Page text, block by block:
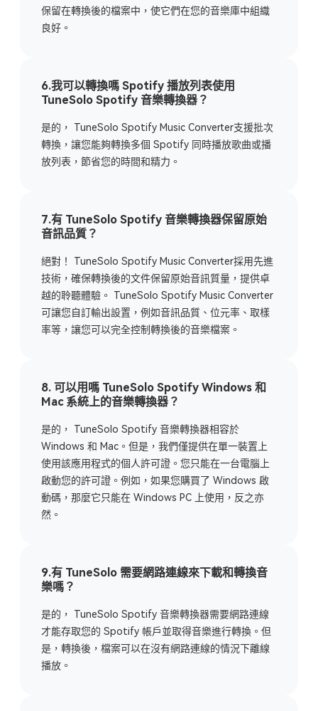
保留在轉換後的檔案中，使它們在您的音樂庫中組織
良好。
6.我可以轉換嗎 Spotify 播放列表使用
TuneSolo Spotify 音樂轉換器？
是的， TuneSolo Spotify Music Converter支援批次
轉換，讓您能夠轉換多個 Spotify 同時播放歌曲或播
放列表，節省您的時間和精力。
7.有 TuneSolo Spotify 音樂轉換器保留原始
音訊品質？
絕對！ TuneSolo Spotify Music Converter採用先進
技術，確保轉換後的文件保留原始音訊質量，提供卓
越的聆聽體驗。 TuneSolo Spotify Music Converter
可讓您自訂輸出設置，例如音訊品質、位元率、取樣
率等，讓您可以完全控制轉換後的音樂檔案。
8. 可以用嗎 TuneSolo Spotify Windows 和
Mac 系統上的音樂轉換器？
是的， TuneSolo Spotify 音樂轉換器相容於
Windows 和 Mac。但是，我們僅提供在單一裝置上
使用該應用程式的個人許可證。您只能在一台電腦上
啟動您的許可證。例如，如果您購買了 Windows 啟
動碼，那麼它只能在 Windows PC 上使用，反之亦
然。
9.有 TuneSolo 需要網路連線來下載和轉換音
樂嗎？
是的， TuneSolo Spotify 音樂轉換器需要網路連線
才能存取您的 Spotify 帳戶並取得音樂進行轉換。但
是，轉換後，檔案可以在沒有網路連線的情況下離線
播放。